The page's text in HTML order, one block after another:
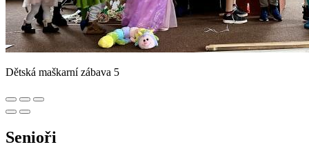
Dětská maškarní zábava 5
Senioři